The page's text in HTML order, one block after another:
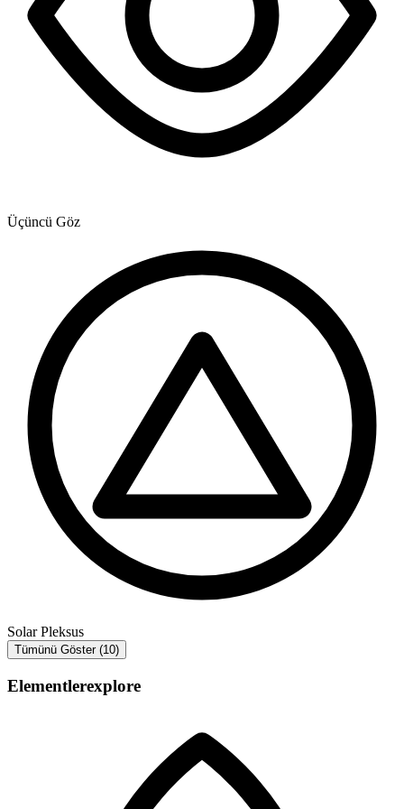
Üçüncü Göz
Solar Pleksus
Tümünü Göster (10)
Elementlerexplore